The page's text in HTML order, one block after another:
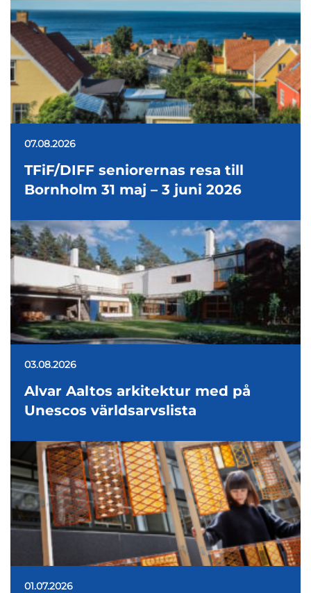
07.08.2026
TFiF/DIFF seniorernas resa till
Bornholm 31 maj – 3 juni 2026
03.08.2026
Alvar Aaltos arkitektur med på
Unescos världsarvslista
01.07.2026